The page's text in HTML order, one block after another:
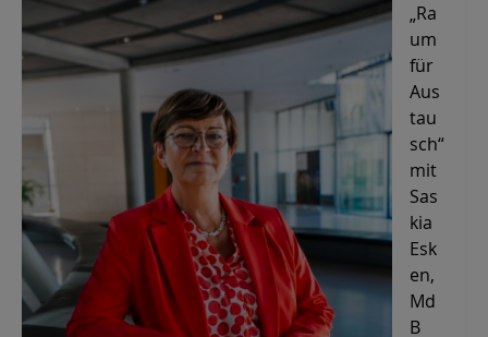
„Ra
um
für
Aus
tau
sch“
mit
Sas
kia
Esk
en,
Md
B